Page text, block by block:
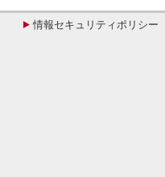
情報セキュリティポリシー